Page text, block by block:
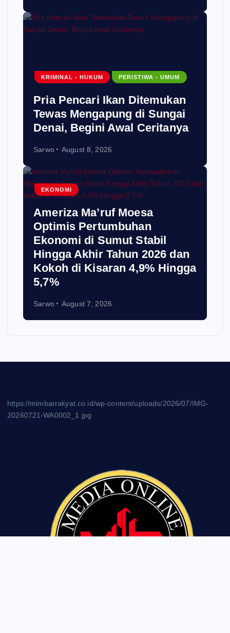
KRIMINAL - HUKUM PERISTIWA - UMUM
Pria Pencari Ikan Ditemukan
Tewas Mengapung di Sungai
Denai, Begini Awal Ceritanya‎
Sarwo August 8, 2026
EKONOMI
Ameriza Ma’ruf Moesa‎
Optimis Pertumbuhan
Ekonomi di Sumut Stabil
Hingga Akhir Tahun 2026 dan
Kokoh di Kisaran 4,9% Hingga
5,7%
Sarwo August 7, 2026
https://mimbarrakyat.co.id/wp-content/uploads/2026/07/IMG-
20260721-WA0002_1.jpg